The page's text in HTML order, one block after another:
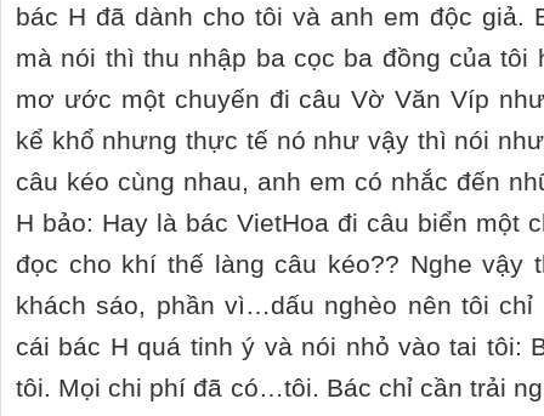
bác H đã dành cho tôi và anh em độc giả.
mà nói thì thu nhập ba cọc ba đồng của tôi
mơ ước một chuyến đi câu Vờ Văn Víp
kể khổ nhưng thực tế nó như vậy thì nói
câu kéo cùng nhau, anh em có nhắc đến
H bảo: Hay là bác VietHoa đi câu biển một
đọc cho khí thế làng câu kéo?? Nghe vậy
khách sáo, phần vì…dấu nghèo nên tôi
cái bác H quá tinh ý và nói nhỏ vào tai tôi:
tôi. Mọi chi phí đã có…tôi. Bác chỉ cần trải